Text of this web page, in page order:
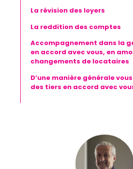
La révision des loyers
La reddition des comptes
Accompagnement dans la
en accord avec vous, en
changements de locataires
D’une manière générale
des tiers en accord avec